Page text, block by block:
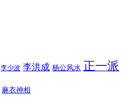
李少波 李洪成 杨公风水 正一派
麻衣神相